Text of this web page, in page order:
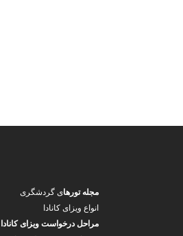
مجله تورهای گردشگری
انواع ویزای کانادا
مراحل درخواست ویزای کانادا